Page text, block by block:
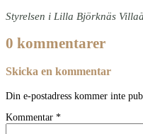
Styrelsen i Lilla Björknäs
0 kommentarer
Skicka en kommentar
Din e-postadress kommer inte
Kommentar *